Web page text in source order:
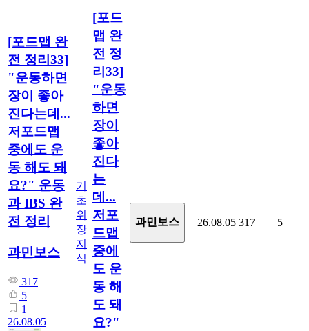
[포드맵 완
전 정리33]
"운동하면
장이 좋아
진다는데...
저포드맵
중에도 운
동 해도 돼
요?" 운동
과 IBS 완
전 정리
과민보스
317
5
1
26.08.05
기
초
위
장
지
식
[포드
맵 완
전 정
리33]
"운동
하면
장이
좋아
진다
는
데...
저포
드맵
중에
도 운
동 해
도 돼
요?"
과민보스 26.08.05 317 5